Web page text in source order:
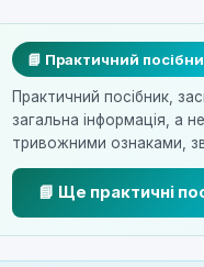
📘 Практичний
Практичний посібник,
загальна інформація, а
тривожними ознаками,
📘 Ще практичні